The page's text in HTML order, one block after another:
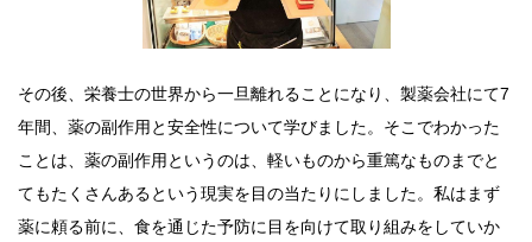
その後、栄養士の世界から一旦離れることになり、製薬会社にて7
年間、薬の副作用と安全性について学びました。そこでわかった
ことは、薬の副作用というのは、軽いものから重篤なものまでと
てもたくさんあるという現実を目の当たりにしました。私はまず
薬に頼る前に、食を通じた予防に目を向けて取り組みをしていか